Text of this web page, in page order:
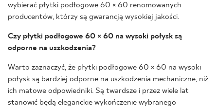
wybierać płytki podłogowe 60 × 60 renomowanych
producentów, którzy są gwarancją wysokiej jakości.
Czy płytki podłogowe 60 × 60 na wysoki połysk są
odporne na uszkodzenia?
Warto zaznaczyć, że płytki podłogowe 60 × 60 na wysoki
połysk są bardziej odporne na uszkodzenia mechaniczne, niż
ich matowe odpowiedniki. Są twardsze i przez wiele lat
stanowić będą eleganckie wykończenie wybranego